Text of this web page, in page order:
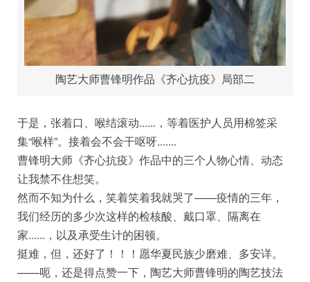
陶艺大师曹锋明作品《齐心抗疫》局部二
于是，张着口、喉结滚动......，等着医护人员用棉签采
集“喉样”。接着会不会干呕呀.......
曹锋明大师《齐心抗疫》作品中的三个人物心情、动态
让我禁不住想笑。
然而不知为什么，笑着笑着我就哭了——疫情的三年，
我们经历的多少次这样的检核酸、戴口罩、隔离在
家......，以及承受生计的困顿。
挺难，但，还好了！！！愿华夏民族少磨难、多安详。
——呃，还是得点赞一下，陶艺大师曹锋明的陶艺技法